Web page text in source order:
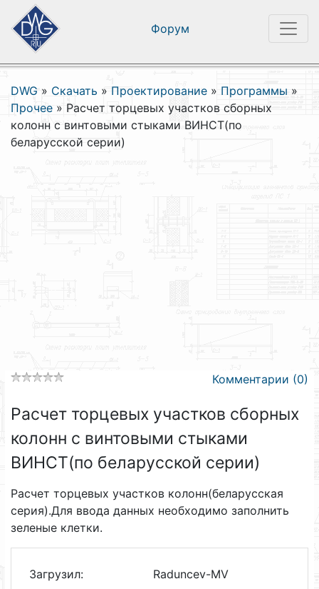
Форум
DWG » Скачать » Проектирование » Программы »
Прочее » Расчет торцевых участков сборных
колонн с винтовыми стыками ВИНСТ(по
беларусской серии)
Комментарии (0)
Расчет торцевых участков сборных
колонн с винтовыми стыками
ВИНСТ(по беларусской серии)
Расчет торцевых участков колонн(беларусская
серия).Для ввода данных необходимо заполнить
зеленые клетки.
Загрузил:
Raduncev-MV